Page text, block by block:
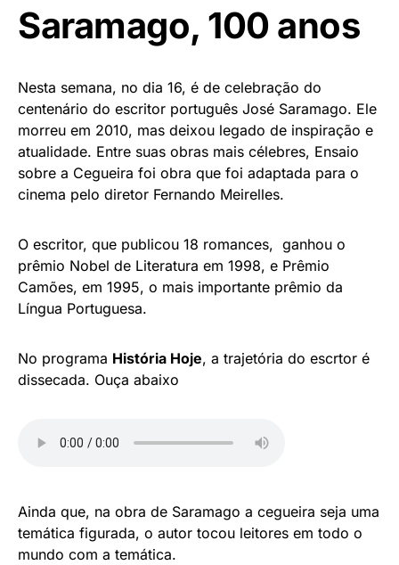
Saramago, 100 anos
Nesta semana, no dia 16, é de celebração do
centenário do escritor português José Saramago. Ele
morreu em 2010, mas deixou legado de inspiração e
atualidade. Entre suas obras mais célebres, Ensaio
sobre a Cegueira foi obra que foi adaptada para o
cinema pelo diretor Fernando Meirelles.
O escritor, que publicou 18 romances, ganhou o
prêmio Nobel de Literatura em 1998, e Prêmio
Camões, em 1995, o mais importante prêmio da
Língua Portuguesa.
No programa História Hoje, a trajetória do escrtor é
dissecada. Ouça abaixo
Ainda que, na obra de Saramago a cegueira seja uma
temática figurada, o autor tocou leitores em todo o
mundo com a temática.